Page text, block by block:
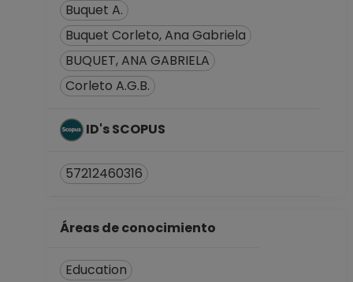
Coordinación y
Consejo Técnico
de Humanidades
Desde 01-08-2010
Buquet A.
Buquet Corleto, Ana Gabriela
BUQUET, ANA GABRIELA
Corleto A.G.B.
ID's SCOPUS
57212460316
Áreas de conocimiento
Education